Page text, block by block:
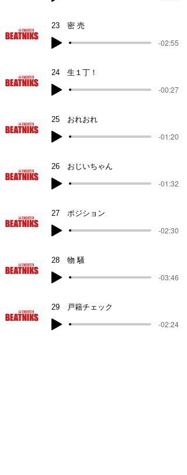
23 密 売
-02:55
24 生１丁！
-00:27
25 おれおれ
-01:20
26 おじいちゃん
-01:32
27 ポジション
-02:30
28 物 騒
-03:46
29 戸籍チェック
-02:24